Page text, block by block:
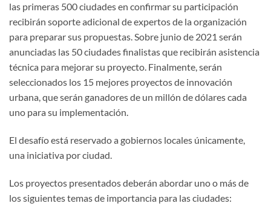
las primeras 500 ciudades en confirmar su participación
recibirán soporte adicional de expertos de la organización
para preparar sus propuestas. Sobre junio de 2021 serán
anunciadas las 50 ciudades finalistas que recibirán asistencia
técnica para mejorar su proyecto. Finalmente, serán
seleccionados los 15 mejores proyectos de innovación
urbana, que serán ganadores de un millón de dólares cada
uno para su implementación.
El desafío está reservado a gobiernos locales únicamente,
una iniciativa por ciudad.
Los proyectos presentados deberán abordar uno o más de
los siguientes temas de importancia para las ciudades: